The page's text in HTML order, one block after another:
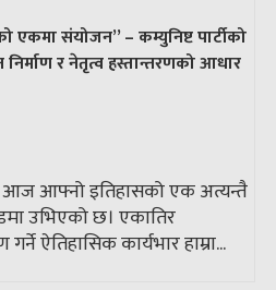
एकमा संयोजन” – कम्युनिष्ट पार्टीको
र नेतृत्व हस्तान्तरणको आधार
आज आफ्नो इतिहासको एक अत्यन्तै
उभिएको छ। एकातिर
ऐतिहासिक कार्यभार हाम्रा...